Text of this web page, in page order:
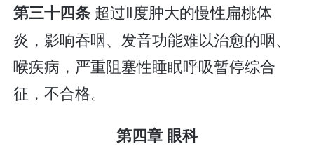
第三十四条 超过Ⅱ度肿大的慢性扁桃体
炎，影响吞咽、发音功能难以治愈的咽、
喉疾病，严重阻塞性睡眠呼吸暂停综合
征，不合格。
第四章 眼科